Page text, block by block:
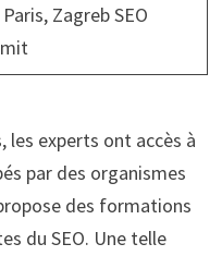
Paris, Zagreb SEO
les experts ont accès à
par des organismes
des formations
du SEO. Une telle